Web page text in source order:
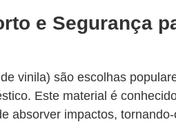
e Segurança
vinila) são escolhas
Este material é
absorver impactos,